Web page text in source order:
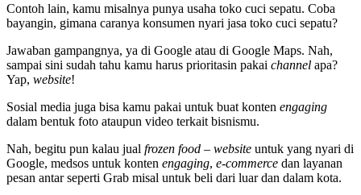
Contoh lain, kamu misalnya punya usaha toko cuci sepatu. Coba
bayangin, gimana caranya konsumen nyari jasa toko cuci sepatu?
Jawaban gampangnya, ya di Google atau di Google Maps. Nah,
sampai sini sudah tahu kamu harus prioritasin pakai channel apa?
Yap, website!
Sosial media juga bisa kamu pakai untuk buat konten engaging
dalam bentuk foto ataupun video terkait bisnismu.
Nah, begitu pun kalau jual frozen food – website untuk yang nyari di
Google, medsos untuk konten engaging, e-commerce dan layanan
pesan antar seperti Grab misal untuk beli dari luar dan dalam kota.